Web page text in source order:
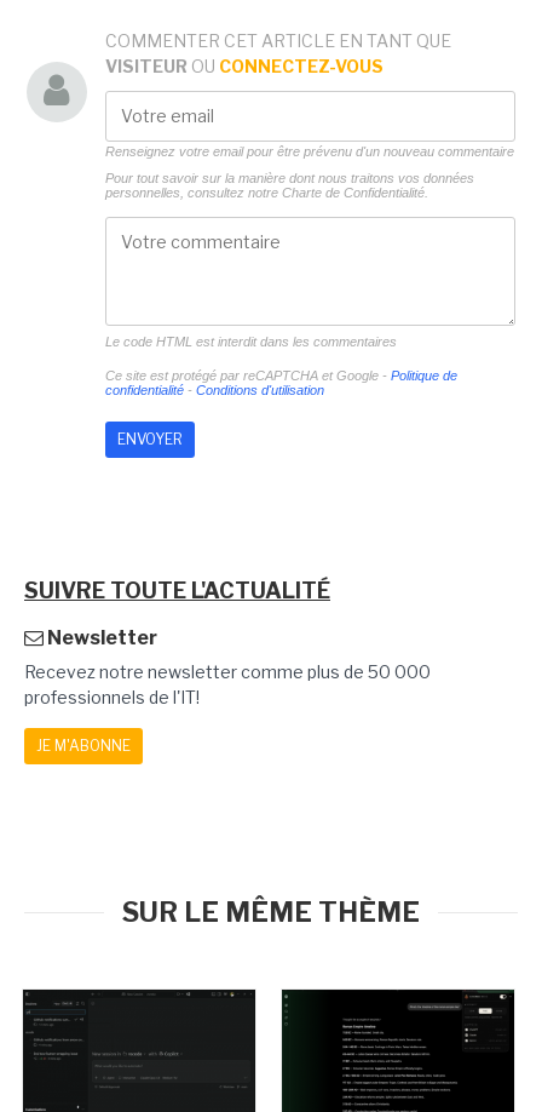
COMMENTER CET ARTICLE EN TANT QUE
VISITEUR OU CONNECTEZ-VOUS
Renseignez votre email pour être prévenu d'un nouveau commentaire
Pour tout savoir sur la manière dont nous traitons vos données
personnelles, consultez notre Charte de Confidentialité.
Le code HTML est interdit dans les commentaires
Ce site est protégé par reCAPTCHA et Google - Politique de
confidentialité- Conditions d'utilisation
SUIVRE TOUTE L'ACTUALITÉ
Newsletter
Recevez notre newsletter comme plus de 50 000
professionnels de l'IT!
JE M'ABONNE
SUR LE MÊME THÈME